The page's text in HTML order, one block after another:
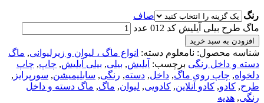
رنگ
صاف
ماگ طرح بیلی آیلیش کد 012 عدد
افزودن به سبد خرید
شناسه محصول: نامعلوم دسته: انواع ماگ ، لیوان و زیرلیوانی, ماگ
دسته و داخل رنگی برچسب: آیلیش, بیلی, بیلی آیلیش, چاپ, چاپ
دلخواه, چاپ روی ماگ, داخل, دسته, رنگی, سابلیمیشن, سورپرایز ,
طرح, کادو, کادو آنلاین, کادویی, لیوان, ماگ, ماگ دسته و داخل
رنگی, هدیه